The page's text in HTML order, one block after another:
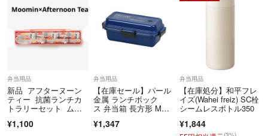
どうぞよろしくお願いいたします。
弁当用品
新品 アフターヌーン
ティー 抗菌ランチカ
トラリーセット ムー
¥1,100
弁当用品
【在庫セール】パール
金属 ランチボック
ス 弁当箱 長方形 Mサ
¥1,347
弁当用品
【在庫処分】和平フレ
イズ(Wahei freiz) SC栓
シームレスボトル350
¥1,844